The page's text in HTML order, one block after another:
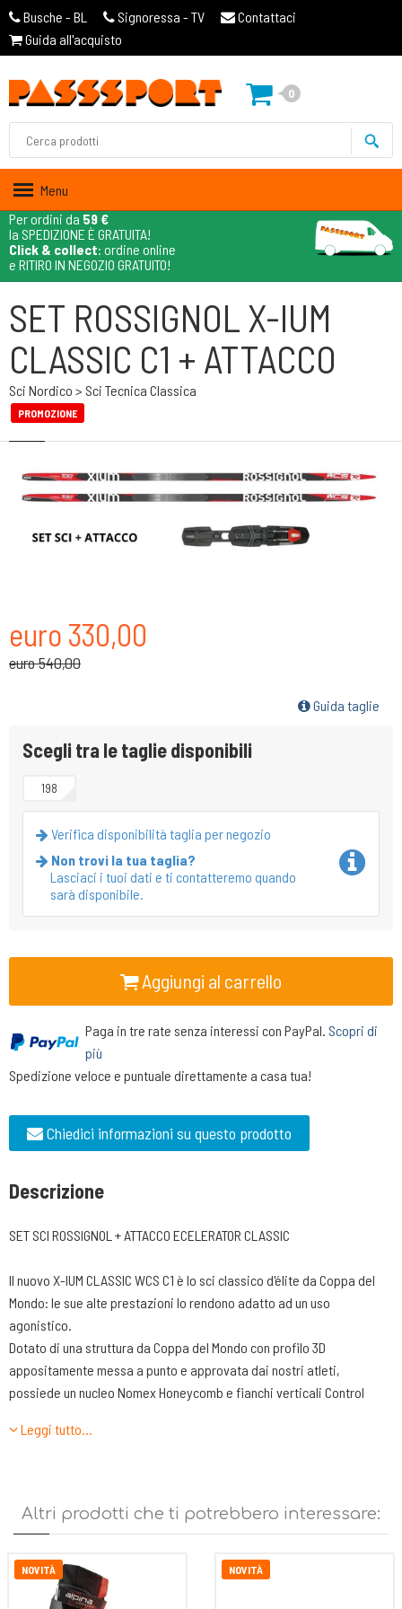
Busche - BL Signoressa - TV
Contattaci
Guida all'acquisto
0
Menu
Per ordini da 59 €
la SPEDIZIONE È GRATUITA!
Click & collect: ordine online
e RITIRO IN NEGOZIO GRATUITO!
SET ROSSIGNOL X-IUM
CLASSIC C1 + ATTACCO
Sci Nordico > Sci Tecnica Classica
PROMOZIONE
euro 330,00
euro 540,00
Guida taglie
Scegli tra le taglie disponibili
198
Verifica disponibilità taglia per negozio
Non trovi la tua taglia?
Lasciaci i tuoi dati e ti contatteremo quando
sarà disponibile.
Aggiungi al carrello
Paga in tre rate senza interessi con PayPal. Scopri di
più
Spedizione veloce e puntuale direttamente a casa tua!
Chiedici informazioni su questo prodotto
Descrizione
SET SCI ROSSIGNOL + ATTACCO ECELERATOR CLASSIC
Il nuovo X-IUM CLASSIC WCS C1 è lo sci classico d'élite da Coppa del
Mondo: le sue alte prestazioni lo rendono adatto ad un uso
agonistico.
Dotato di una struttura da Coppa del Mondo con profilo 3D
appositamente messa a punto e approvata dai nostri atleti,
possiede un nucleo Nomex Honeycomb e fianchi verticali Control
di livello agonistico. Grazie alla nuova tecnologia Bi-Edge, la centina
Il modello C1 presenta una centina bassa che lo rende adatto
all'abbinamento con sciolina solida.
I NOSTRI SERVIZI:
Leggi tutto…
Altri prodotti che ti potrebbero interessare:
NOVITÀ NOVITÀ